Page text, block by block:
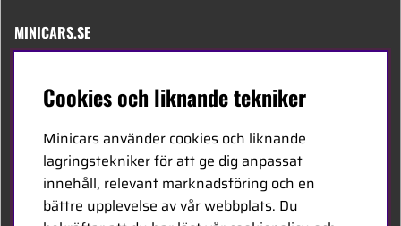
MINICARS.SE
Bli återförsäljare
Bli leverantör
Jobba hos oss
Cookies och liknande tekniker
Minicars använder cookies och liknande
lagringstekniker för att ge dig anpassat
innehåll, relevant marknadsföring och en
bättre upplevelse av vår webbplats. Du